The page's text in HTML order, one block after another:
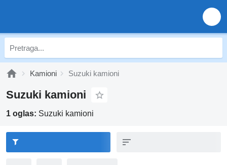
Kamioni Suzuki kamioni
Suzuki kamioni
1 oglas: Suzuki kamioni